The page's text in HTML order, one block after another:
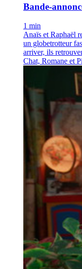
Bande-
1 min
Anaïs et Raphaël
un globetrotteur
arriver, ils
Chat, Romane et